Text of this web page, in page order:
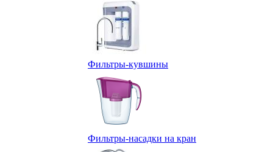
Фильтры-кувшины
Фильтры-насадки на кран